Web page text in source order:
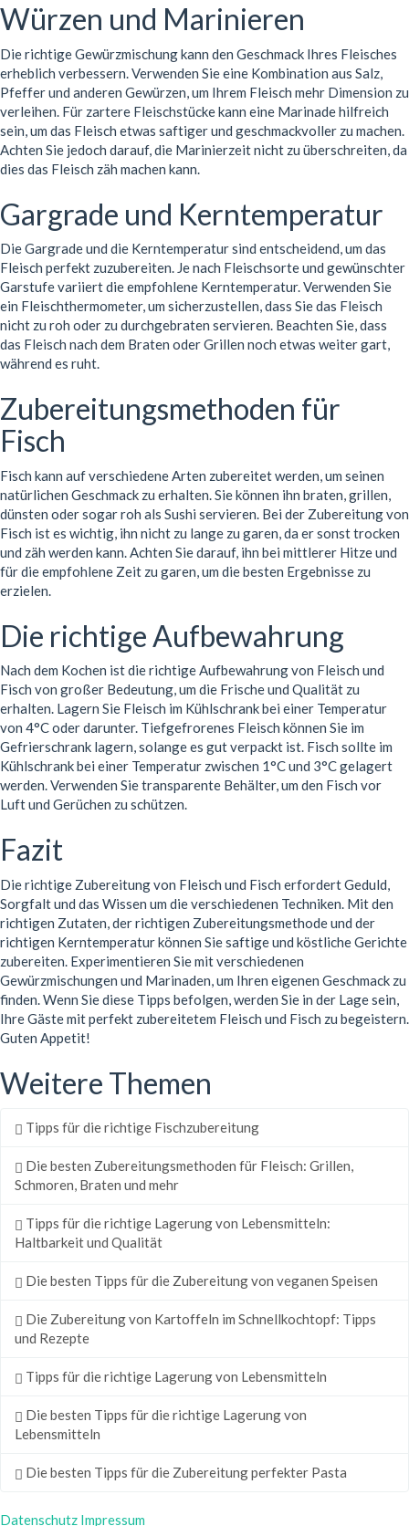
Würzen und Marinieren
Die richtige Gewürzmischung kann den Geschmack Ihres Fleisches
erheblich verbessern. Verwenden Sie eine Kombination aus Salz,
Pfeffer und anderen Gewürzen, um Ihrem Fleisch mehr Dimension zu
verleihen. Für zartere Fleischstücke kann eine Marinade hilfreich
sein, um das Fleisch etwas saftiger und geschmackvoller zu machen.
Achten Sie jedoch darauf, die Marinierzeit nicht zu überschreiten, da
dies das Fleisch zäh machen kann.
Gargrade und Kerntemperatur
Die Gargrade und die Kerntemperatur sind entscheidend, um das
Fleisch perfekt zuzubereiten. Je nach Fleischsorte und gewünschter
Garstufe variiert die empfohlene Kerntemperatur. Verwenden Sie
ein Fleischthermometer, um sicherzustellen, dass Sie das Fleisch
nicht zu roh oder zu durchgebraten servieren. Beachten Sie, dass
das Fleisch nach dem Braten oder Grillen noch etwas weiter gart,
während es ruht.
Zubereitungsmethoden für
Fisch
Fisch kann auf verschiedene Arten zubereitet werden, um seinen
natürlichen Geschmack zu erhalten. Sie können ihn braten, grillen,
dünsten oder sogar roh als Sushi servieren. Bei der Zubereitung von
Fisch ist es wichtig, ihn nicht zu lange zu garen, da er sonst trocken
und zäh werden kann. Achten Sie darauf, ihn bei mittlerer Hitze und
für die empfohlene Zeit zu garen, um die besten Ergebnisse zu
erzielen.
Die richtige Aufbewahrung
Nach dem Kochen ist die richtige Aufbewahrung von Fleisch und
Fisch von großer Bedeutung, um die Frische und Qualität zu
erhalten. Lagern Sie Fleisch im Kühlschrank bei einer Temperatur
von 4°C oder darunter. Tiefgefrorenes Fleisch können Sie im
Gefrierschrank lagern, solange es gut verpackt ist. Fisch sollte im
Kühlschrank bei einer Temperatur zwischen 1°C und 3°C gelagert
werden. Verwenden Sie transparente Behälter, um den Fisch vor
Luft und Gerüchen zu schützen.
Fazit
Die richtige Zubereitung von Fleisch und Fisch erfordert Geduld,
Sorgfalt und das Wissen um die verschiedenen Techniken. Mit den
richtigen Zutaten, der richtigen Zubereitungsmethode und der
richtigen Kerntemperatur können Sie saftige und köstliche Gerichte
zubereiten. Experimentieren Sie mit verschiedenen
Gewürzmischungen und Marinaden, um Ihren eigenen Geschmack zu
finden. Wenn Sie diese Tipps befolgen, werden Sie in der Lage sein,
Ihre Gäste mit perfekt zubereitetem Fleisch und Fisch zu begeistern.
Guten Appetit!
Weitere Themen
Tipps für die richtige Fischzubereitung
Die besten Zubereitungsmethoden für Fleisch: Grillen,
Schmoren, Braten und mehr
Tipps für die richtige Lagerung von Lebensmitteln:
Haltbarkeit und Qualität
Die besten Tipps für die Zubereitung von veganen Speisen
Die Zubereitung von Kartoffeln im Schnellkochtopf: Tipps
und Rezepte
Tipps für die richtige Lagerung von Lebensmitteln
Die besten Tipps für die richtige Lagerung von
Lebensmitteln
Die besten Tipps für die Zubereitung perfekter Pasta
Datenschutz Impressum